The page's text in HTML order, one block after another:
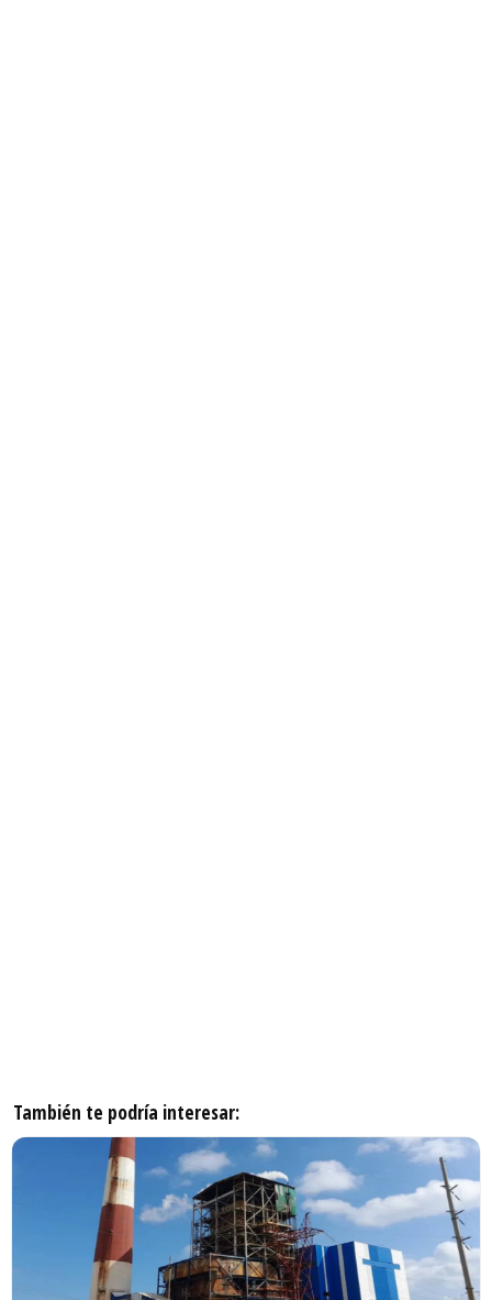
También te podría interesar: